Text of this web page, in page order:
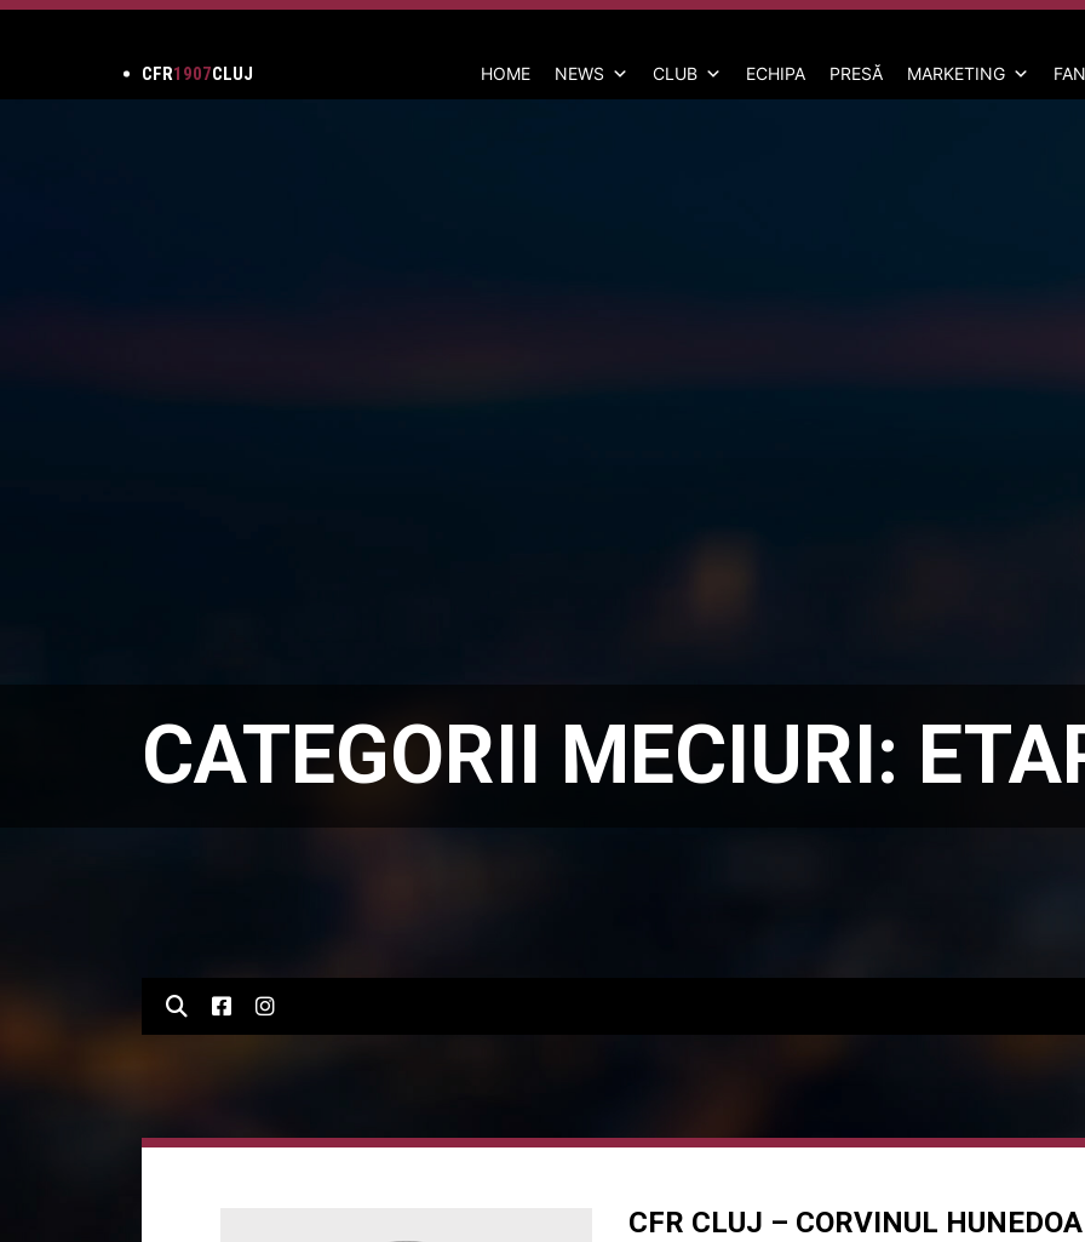
CFR1907CLUJ HOME NEWS CLUB ECHIPA PRESĂ MARKETING
CATEGORII MECIURI:
CFR CLUJ – CORVINUL